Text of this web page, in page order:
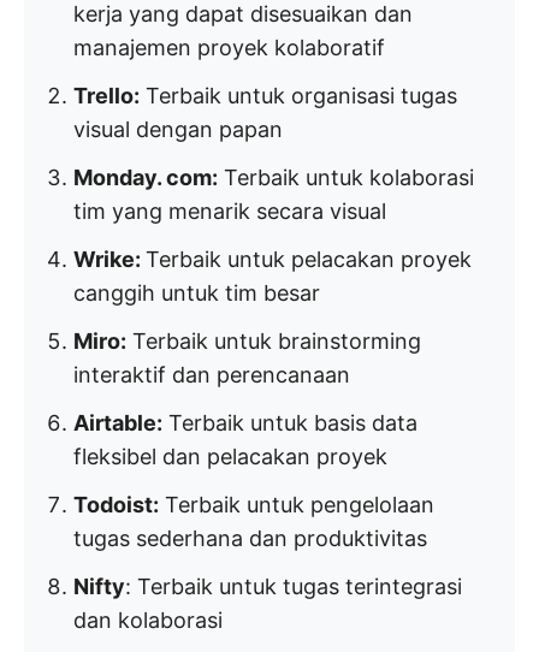
kerja yang dapat disesuaikan dan
manajemen proyek kolaboratif
Trello: Terbaik untuk organisasi tugas
visual dengan papan
Monday. com: Terbaik untuk kolaborasi
tim yang menarik secara visual
Wrike: Terbaik untuk pelacakan proyek
canggih untuk tim besar
Miro: Terbaik untuk brainstorming
interaktif dan perencanaan
Airtable: Terbaik untuk basis data
fleksibel dan pelacakan proyek
Todoist: Terbaik untuk pengelolaan
tugas sederhana dan produktivitas
Nifty: Terbaik untuk tugas terintegrasi
dan kolaborasi